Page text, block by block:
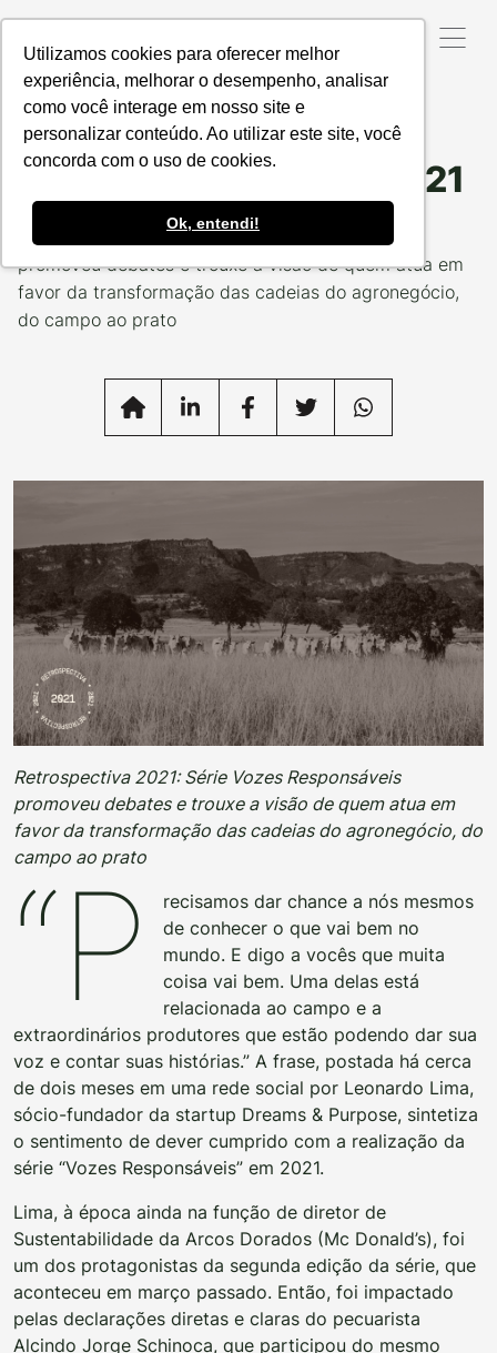
Utilizamos cookies para oferecer melhor
experiência, melhorar o desempenho, analisar
como você interage em nosso site e
personalizar conteúdo. Ao utilizar este site, você
concorda com o uso de cookies.
Ok, entendi!
Data da Postagem:29/12/2021 Categoria:
RESPONSÁVEIS
Eles falaram alto em 2021
Retrospectiva 2021: Série Vozes Responsáveis
promoveu debates e trouxe a visão de quem atua em
favor da transformação das cadeias do agronegócio,
do campo ao prato
Retrospectiva 2021: Série Vozes Responsáveis
promoveu debates e trouxe a visão de quem atua em
favor da transformação das cadeias do agronegócio, do
campo ao prato
“P
recisamos dar chance a nós mesmos
de conhecer o que vai bem no
mundo. E digo a vocês que muita
coisa vai bem. Uma delas está
relacionada ao campo e a
extraordinários produtores que estão podendo dar sua
voz e contar suas histórias.” A frase, postada há cerca
de dois meses em uma rede social por Leonardo Lima,
sócio-fundador da startup Dreams & Purpose, sintetiza
o sentimento de dever cumprido com a realização da
série “Vozes Responsáveis” em 2021.
Lima, à época ainda na função de diretor de
Sustentabilidade da Arcos Dorados (Mc Donald’s), foi
um dos protagonistas da segunda edição da série, que
aconteceu em março passado. Então, foi impactado
pelas declarações diretas e claras do pecuarista
Alcindo Jorge Schinoca, que participou do mesmo